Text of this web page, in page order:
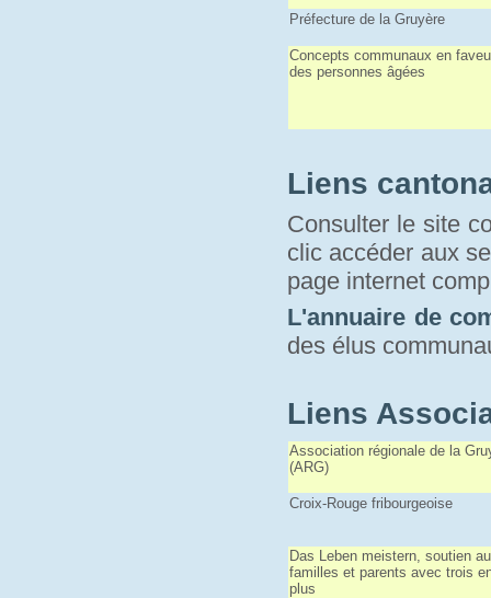
Préfecture de la Gruyère
Concepts communaux en
des personnes âgées
Liens
Consulter le site
clic accéder aux
page internet
L'annuaire de
des élus
Liens
Association régionale de la
(ARG)
Croix-Rouge fribourgeoise
Das Leben meistern, soutien
familles et parents avec trois
plus